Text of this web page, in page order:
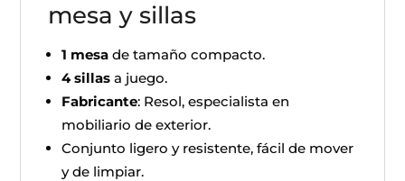
mesa y sillas
1 mesa de tamaño compacto.
4 sillas a juego.
Fabricante: Resol, especialista en
mobiliario de exterior.
Conjunto ligero y resistente, fácil de mover
y de limpiar.